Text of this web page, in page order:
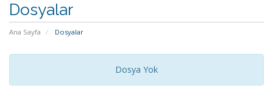
Dosyalar
Ana Sayfa Dosyalar
Dosya Yok